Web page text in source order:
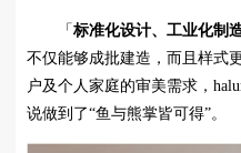
「 标准化设计、工业化制
不仅能够成批建造，而且样式
户及个人家庭的审美需求，
说做到了“鱼与熊掌皆可得”。